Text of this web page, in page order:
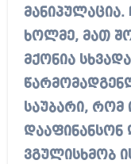
მანიპულაცია.
ხოლმე, მათ
მქონია
საუბარი, რომ
დააფინანსონ
ვგულისხმობ